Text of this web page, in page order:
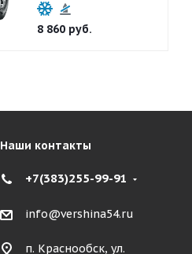
8 860руб.
Наши контакты
+7(383)255-99-91
info@vershina54.ru
п. Краснообск, ул.